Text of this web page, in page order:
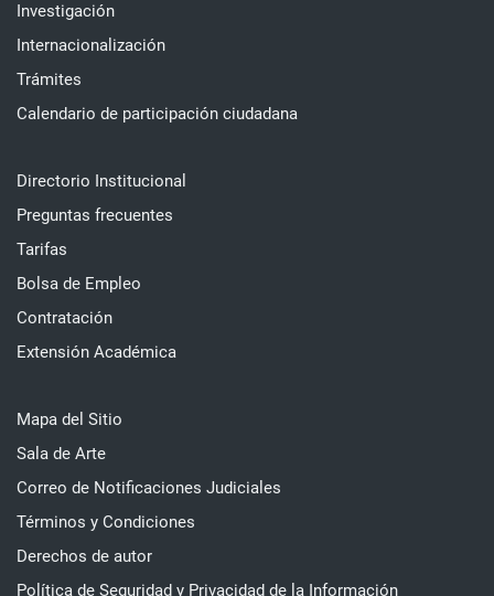
Investigación
Internacionalización
Trámites
Calendario de participación ciudadana
Directorio Institucional
Preguntas frecuentes
Tarifas
Bolsa de Empleo
Contratación
Extensión Académica
Mapa del Sitio
Sala de Arte
Correo de Notificaciones Judiciales
Términos y Condiciones
Derechos de autor
Política de Seguridad y Privacidad de la Información